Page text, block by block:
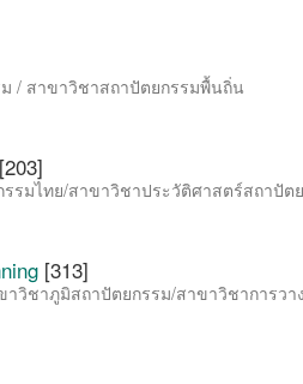
/ สาขาวิชาสถาปัตยกรรมพื้นถิ่น
[203]
รมไทย/สาขาวิชาประวัติศาสตร์สถาปัต
[313]
วิชาภูมิสถาปัตยกรรม/สาขาวิชาการว